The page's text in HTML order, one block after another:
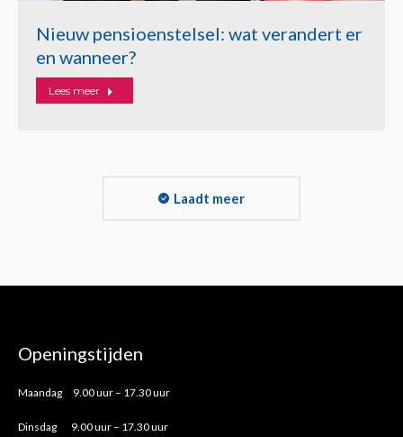
Nieuw pensioenstelsel: wat verandert er
en wanneer?
Lees meer
Laadt meer
Openingstijden
Maandag 9.00 uur – 17.30 uur
Dinsdag 9.00 uur – 17.30 uur